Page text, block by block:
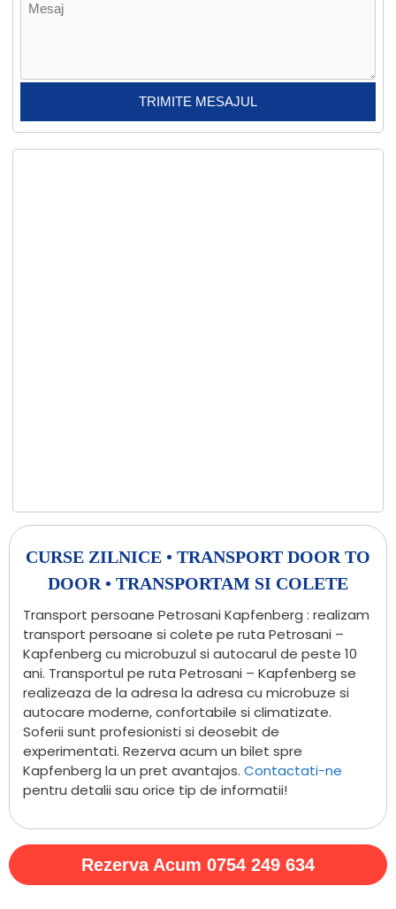
CURSE ZILNICE • TRANSPORT DOOR TO
DOOR • TRANSPORTAM SI COLETE
Transport persoane Petrosani Kapfenberg : realizam
transport persoane si colete pe ruta Petrosani –
Kapfenberg cu microbuzul si autocarul de peste 10
ani. Transportul pe ruta Petrosani – Kapfenberg se
realizeaza de la adresa la adresa cu microbuze si
autocare moderne, confortabile si climatizate.
Soferii sunt profesionisti si deosebit de
experimentati. Rezerva acum un bilet spre
Kapfenberg la un pret avantajos. Contactati-ne
pentru detalii sau orice tip de informatii!
Rezerva Acum 0754 249 634